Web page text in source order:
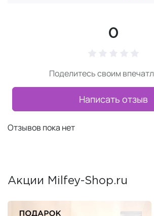
0
Поделитесь своим
Написать отзыв
Отзывов пока нет
Акции Milfey-Shop.ru